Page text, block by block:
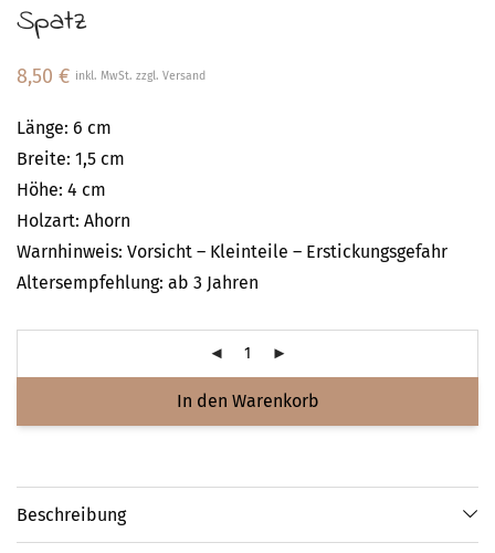
Spatz
8,50 € inkl. MwSt. zzgl. Versand
Länge: 6 cm
Breite: 1,5 cm
Höhe: 4 cm
Holzart: Ahorn
Warnhinweis: Vorsicht – Kleinteile – Erstickungsgefahr
Altersempfehlung: ab 3 Jahren
In den Warenkorb
Beschreibung